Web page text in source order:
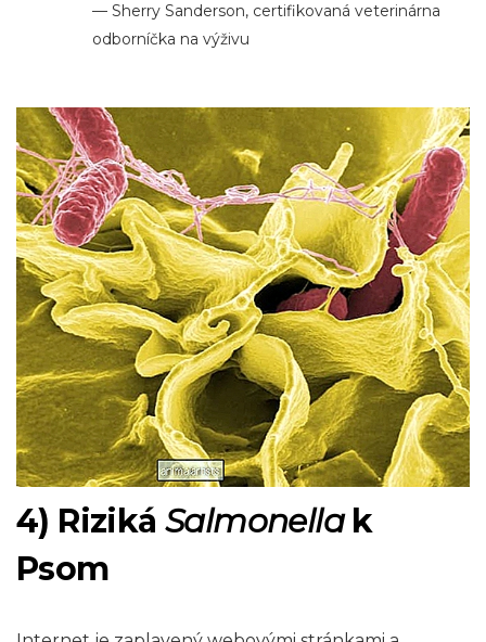
— Sherry Sanderson, certifikovaná veterinárna
odborníčka na výživu
4) Riziká Salmonellak
Psom